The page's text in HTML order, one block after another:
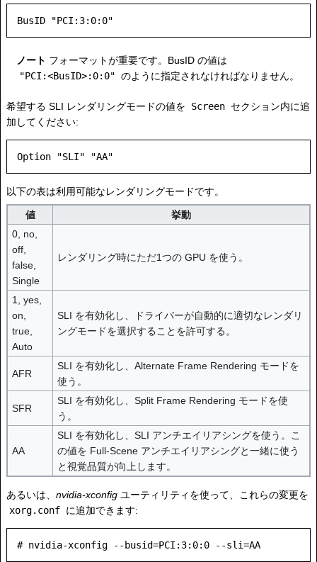
ノート フォーマットが重要です。BusID の値は
"PCI:<BusID>:0:0" のように指定されなければなりません。
希望する SLI レンダリングモードの値を Screen セクション内に追
加してください:
以下の表は利用可能なレンダリングモードです。
値
挙動
0, no,
off,
false,
Single
レンダリング時にただ1つの GPU を使う。
1, yes,
on,
true,
Auto
SLI を有効化し、ドライバーが自動的に適切なレンダリ
ングモードを選択することを許可する。
AFR
SLI を有効化し、Alternate Frame Rendering モードを
使う。
SFR
SLI を有効化し、Split Frame Rendering モードを使
う。
AA
SLI を有効化し、SLI アンチエイリアシングを使う。こ
の値を Full-Scene アンチエイリアシングと一緒に使う
と視覚品質が向上します。
あるいは、 nvidia-xconfig ユーティリティを使って、これらの変更を
xorg.conf に追加できます: